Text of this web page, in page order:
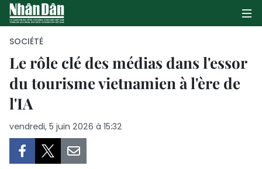
PAGE D'ACCUEIL
SOCIÉTÉ
Le rôle clé des médias dans l'essor
du tourisme vietnamien à l'ère de
l'IA
vendredi, 5 juin 2026 à 15:32